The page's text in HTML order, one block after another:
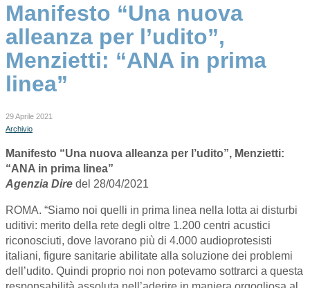
Manifesto “Una nuova
alleanza per l’udito”,
Menzietti: “ANA in prima
linea”
29 Aprile 2021
Archivio
Manifesto “Una nuova alleanza per l’udito”, Menzietti:
“ANA in prima linea”
Agenzia Dire del 28/04/2021
ROMA. “Siamo noi quelli in prima linea nella lotta ai disturbi
uditivi: merito della rete degli oltre 1.200 centri acustici
riconosciuti, dove lavorano più di 4.000 audioprotesisti
italiani, figure sanitarie abilitate alla soluzione dei problemi
dell’udito. Quindi proprio noi non potevamo sottrarci a questa